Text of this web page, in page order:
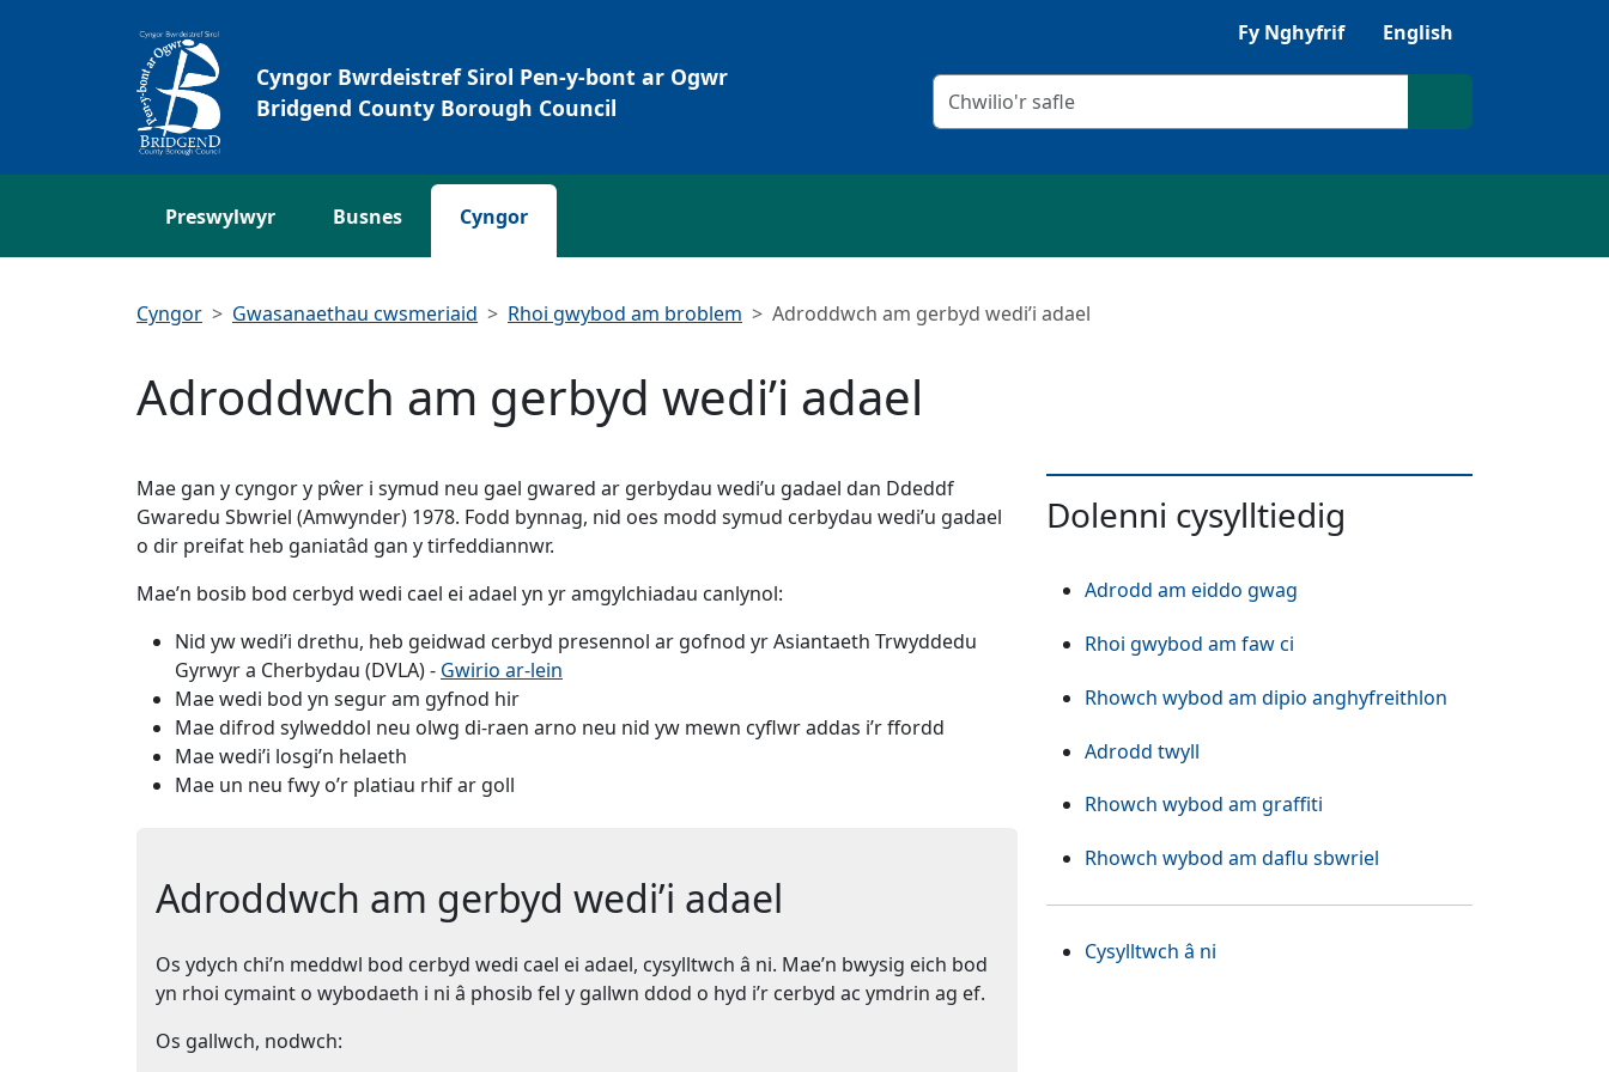
Gwrandewch gyda Browsealoud
Fy Nghyfrif English
Cyngor Bwrdeistref Sirol Pen-y-bont ar Ogwr
Bridgend County Borough Council
Meini prawf chwilio
Chwilio'r safle
Preswylwyr Busnes Cyngor
Cyngor Gwasanaethau cwsmeriaid Rhoi gwybod am broblem Adroddwch am gerbyd wedi’i adael
Adroddwch am gerbyd wedi’i adael
Mae gan y cyngor y pŵer i symud neu gael gwared ar gerbydau wedi’u gadael dan Ddeddf
Gwaredu Sbwriel (Amwynder) 1978. Fodd bynnag, nid oes modd symud cerbydau wedi’u gadael
o dir preifat heb ganiatâd gan y tirfeddiannwr.
Mae’n bosib bod cerbyd wedi cael ei adael yn yr amgylchiadau canlynol:
Nid yw wedi’i drethu, heb geidwad cerbyd presennol ar gofnod yr Asiantaeth Trwyddedu
Gyrwyr a Cherbydau (DVLA) - Gwirio ar-lein
Mae wedi bod yn segur am gyfnod hir
Mae difrod sylweddol neu olwg di-raen arno neu nid yw mewn cyflwr addas i’r ffordd
Mae wedi’i losgi’n helaeth
Mae un neu fwy o’r platiau rhif ar goll
Adroddwch am gerbyd wedi’i adael
Os ydych chi’n meddwl bod cerbyd wedi cael ei adael, cysylltwch â ni. Mae’n bwysig eich bod
yn rhoi cymaint o wybodaeth i ni â phosib fel y gallwn ddod o hyd i’r cerbyd ac ymdrin ag ef.
Os gallwch, nodwch:
Dolenni cysylltiedig
Adrodd am eiddo gwag
Rhoi gwybod am faw ci
Rhowch wybod am dipio anghyfreithlon
Adrodd twyll
Rhowch wybod am graffiti
Rhowch wybod am daflu sbwriel
Cysylltwch â ni